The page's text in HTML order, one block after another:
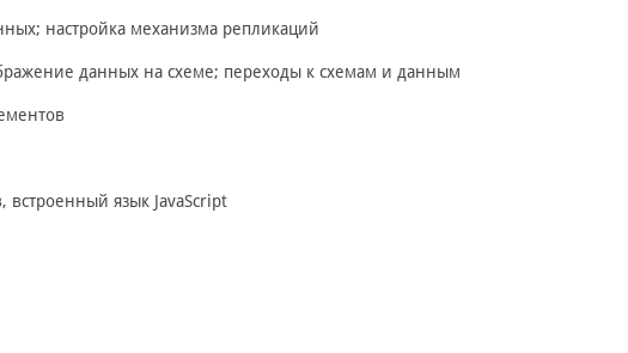
настройка механизма репликаций
данных на схеме; переходы к схемам и данным
встроенный язык JavaScript